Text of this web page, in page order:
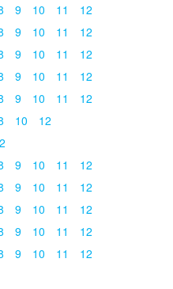
9 10 11
12
9 10 11
12
9 10 11
12
9 10 11
12
9 10 11
12
10
12
9 10 11
12
9 10 11
12
9 10 11
12
9 10 11
12
9 10 11
12